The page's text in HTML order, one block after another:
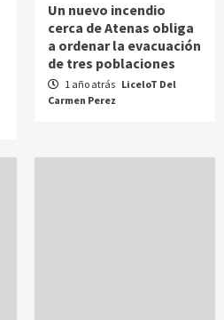
Un nuevo incendio
cerca de Atenas obliga
a ordenar la evacuación
de tres poblaciones
1 año atrás LiceloT Del
Carmen Perez